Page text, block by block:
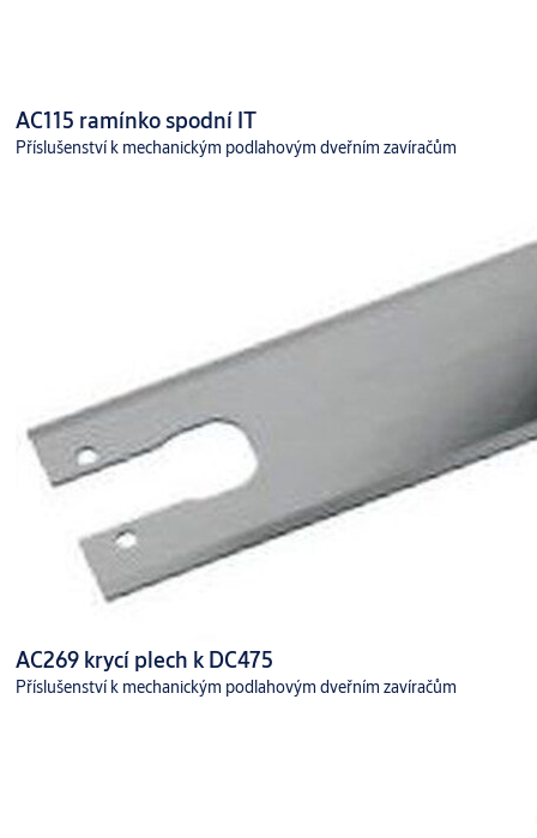
AC115 ramínko spodní IT
Příslušenství k mechanickým podlahovým dveřním zavíračům
AC269 krycí plech k DC475
Příslušenství k mechanickým podlahovým dveřním zavíračům